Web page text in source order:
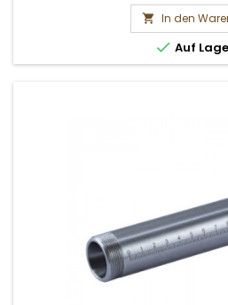
 In den
 Auf